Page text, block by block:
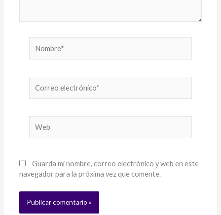
electrónico*
Guarda mi nombre, correo electrónico y web en este
navegador para la próxima vez que comente.